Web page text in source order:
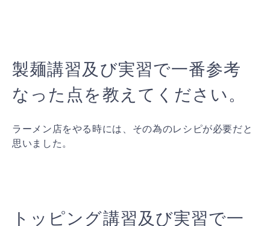
製麺講習及び実習で一番参考
なった点を教えてください。
ラーメン店をやる時には、その為のレシピが必要だと
思いました。
トッピング講習及び実習で一